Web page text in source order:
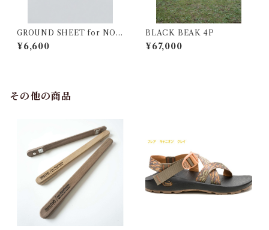
GROUND SHEET for NOR
M 3P
¥6,600
BLACK BEAK 4P
¥67,000
その他の商品